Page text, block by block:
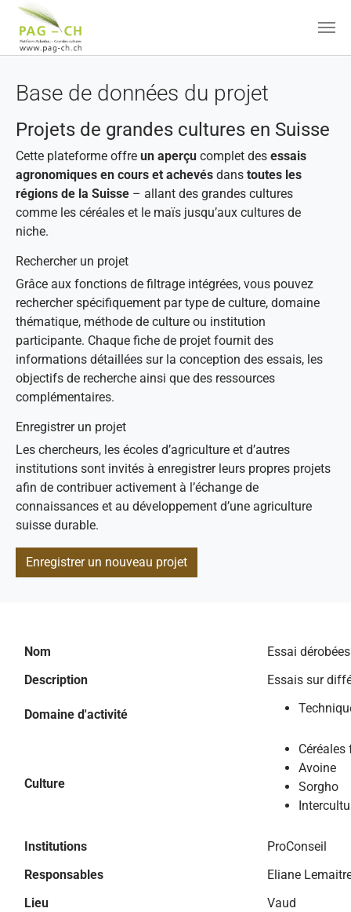
Base de données du projet
Projets de grandes cultures en Suisse
Cette plateforme offre un aperçu complet des essais
agronomiques en cours et achevés dans toutes les
régions de la Suisse – allant des grandes cultures
comme les céréales et le maïs jusqu’aux cultures de
niche.
Rechercher un projet
Grâce aux fonctions de filtrage intégrées, vous pouvez
rechercher spécifiquement par type de culture, domaine
thématique, méthode de culture ou institution
participante. Chaque fiche de projet fournit des
informations détaillées sur la conception des essais, les
objectifs de recherche ainsi que des ressources
complémentaires.
Enregistrer un projet
Les chercheurs, les écoles d’agriculture et d’autres
institutions sont invités à enregistrer leurs propres projets
afin de contribuer activement à l’échange de
connaissances et au développement d’une agriculture
suisse durable.
Enregistrer un nouveau projet
Nom
Essai
Description
Essais sur
Domaine d'activité
Culture
Céréales
Avoine
Sorgho
Institutions
ProConseil
Responsables
Eliane
Lieu
Vaud